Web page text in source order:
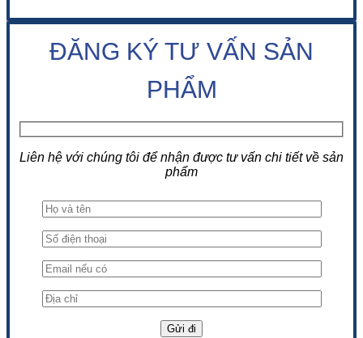
ĐĂNG KÝ TƯ VẤN SẢN
PHẨM
Liên hệ với chúng tôi để nhận được tư vấn chi tiết về sản
phẩm